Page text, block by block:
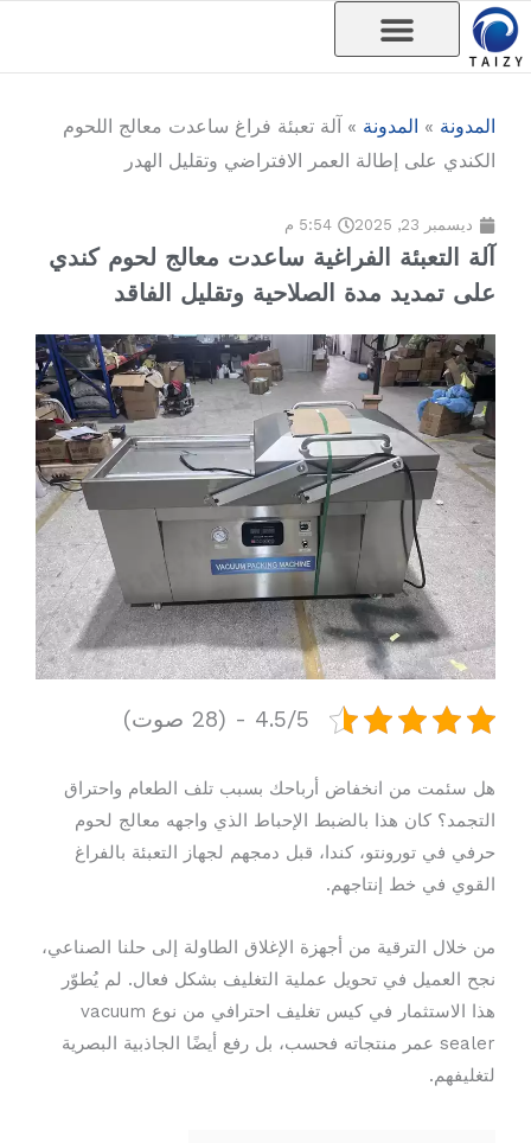
تخطي
إلى
المدونة » المدونة » آلة تعبئة فراغ ساعدت معالج اللحوم
الكندي على إطالة العمر الافتراضي وتقليل الهدر
ديسمبر 23, 2025 5:54 م
آلة التعبئة الفراغية ساعدت معالج لحوم كندي
على تمديد مدة الصلاحية وتقليل الفاقد
4.5/5 - (28 صوت)
هل سئمت من انخفاض أرباحك بسبب تلف الطعام واحتراق
التجمد؟ كان هذا بالضبط الإحباط الذي واجهه معالج لحوم
حرفي في تورونتو، كندا، قبل دمجهم لجهاز التعبئة بالفراغ
القوي في خط إنتاجهم.
من خلال الترقية من أجهزة الإغلاق الطاولة إلى حلنا الصناعي،
نجح العميل في تحويل عملية التغليف بشكل فعال. لم يُطوّر
هذا الاستثمار في كيس تغليف احترافي من نوع vacuum
sealer عمر منتجاته فحسب، بل رفع أيضًا الجاذبية البصرية
لتغليفهم.